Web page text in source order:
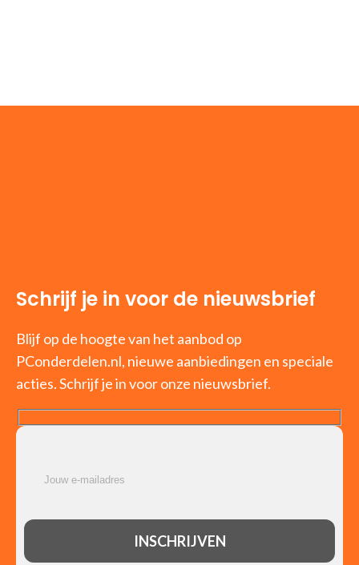
Schrijf je in voor de nieuwsbrief
Blijf op de hoogte van het aanbod op
PConderdelen.nl, nieuwe aanbiedingen en speciale
acties. Schrijf je in voor onze nieuwsbrief.